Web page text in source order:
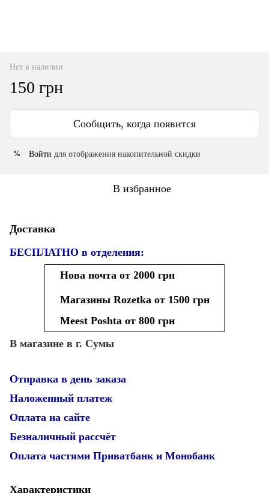
Нет в наличии
150 грн
Сообщить, когда появится
% Войти для отображения накопительной скидки
В избранное
Доставка
БЕСПЛАТНО в отделения:
Нова почта от 2000 грн
Магазины Rozetka от 1500 грн
Meest Poshta от 800 грн
В магазине в г. Сумы
Отправка в день заказа
Наложенный платеж
Оплата на сайте
Безналичный рассчёт
Оплата частями Приватбанк и Монобанк
Характеристики